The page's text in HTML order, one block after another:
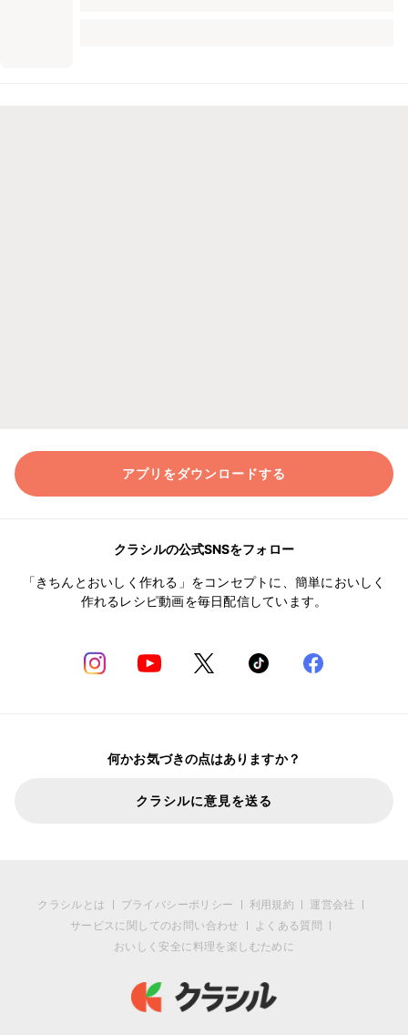
アプリをダウンロードする
クラシルの公式SNSをフォロー
「きちんとおいしく作れる」をコンセプトに、簡単においしく
作れるレシピ動画を毎日配信しています。
何かお気づきの点はありますか？
クラシルに意見を送る
クラシルとは プライバシーポリシー 利用規約
運営会社
サービスに関してのお問い合わせ
よくある質問
おいしく安全に料理を楽しむために